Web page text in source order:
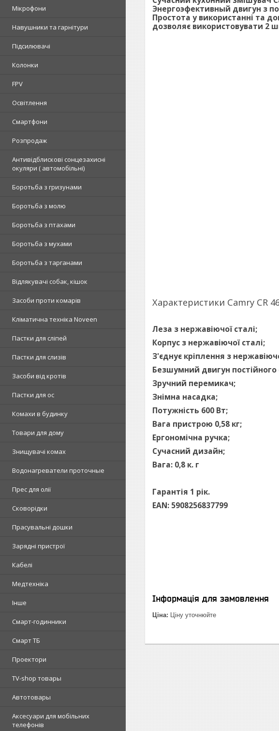
Мікрофони
Навушники та гарнітури
Підсилювачі
Колонки
FPV
Освітлення
Смартфони
Розпродаж
Антивідблискові сонцезахисні
окуляри ( автомобільні)
Боротьба з гризунами
Боротьба з молю
Боротьба з птахами
Боротьба з мухами
Боротьба з тарганами
Відлякувачі собак, кішок
Засоби проти комарів
Кліматична техніка Noveen
Пастки для сліпей
Пастки для слизів
Засоби від кротів
Пастки для ос
Комахи в будинку
Товари для дому
Знищувачі комах
Водонагреватели проточные
Прес для олії
Сковорідки
Прасувальні дошки
Зарядні пристрої
Кабелі
Медтехніка
Інше
Смарт-годинники
Смарт ТБ
Проектори
TV-shop товары
Автотовары
Аксесуари для мобільних
телефонів
Энергоэфективный двигун з
Простота у використанні та
дозволяє використовувати 2
Характеристики Camry CR
Леза з нержавіючої сталі;
Корпус з нержавіючої сталі;
З'єднує кріплення з
Безшумний двигун постійного
Зручний перемикач;
Знімна насадка;
Потужність 600 Вт;
Вага пристрою 0,58 кг;
Ергономічна ручка;
Сучасний дизайн;
Вага: 0,8 к. г
Гарантія 1 рік.
EAN: 5908256837799
Інформація для замовлення
Ціна: Ціну уточнюйте